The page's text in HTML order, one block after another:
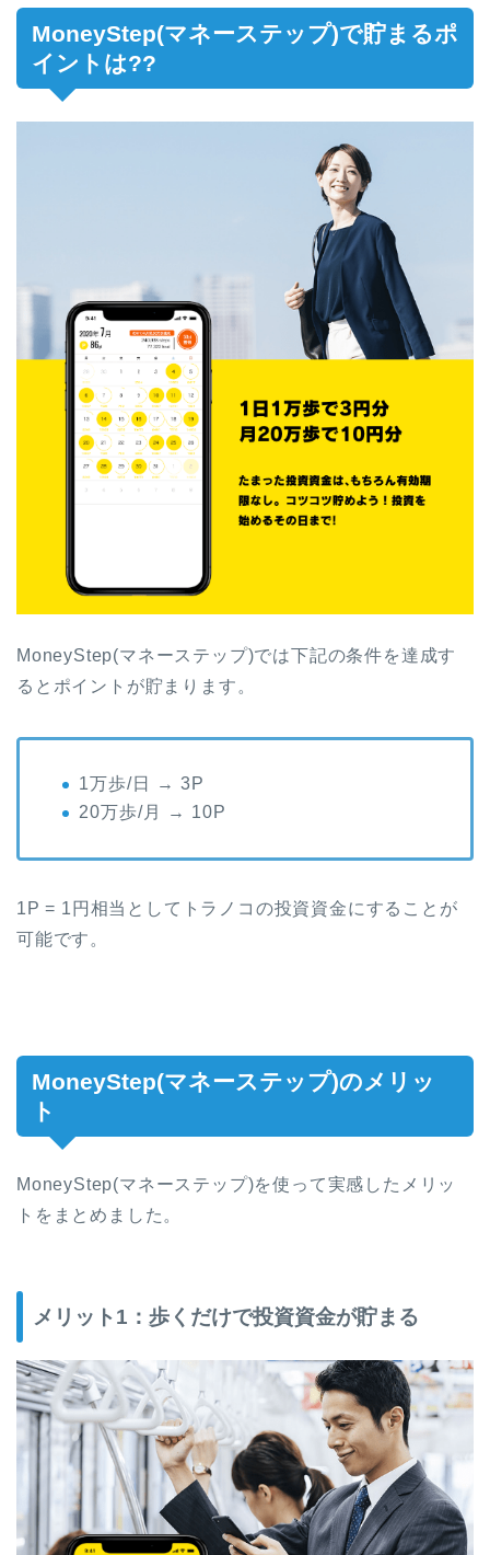
MoneyStep(マネーステップ)で貯まるポ
イントは??
MoneyStep(マネーステップ)では下記の条件を達成す
るとポイントが貯まります。
1万歩/日 → 3P
20万歩/月 → 10P
1P = 1円相当としてトラノコの投資資金にすることが
可能です。
MoneyStep(マネーステップ)のメリッ
ト
MoneyStep(マネーステップ)を使って実感したメリッ
トをまとめました。
メリット1：歩くだけで投資資金が貯まる